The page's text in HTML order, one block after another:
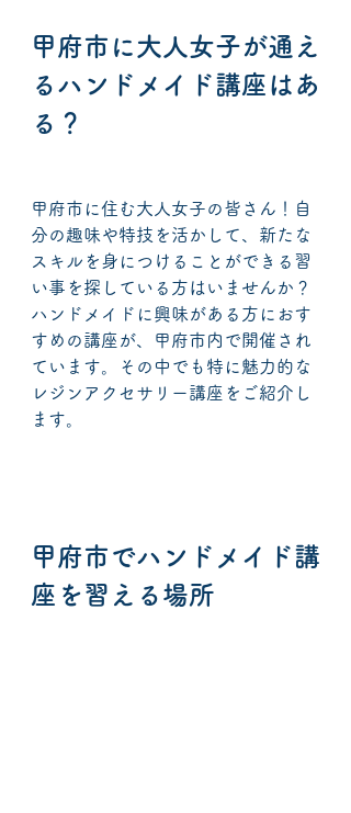
甲府市に大人女子が通え
るハンドメイド講座はあ
る？
甲府市に住む大人女子の皆さん！自
分の趣味や特技を活かして、新たな
スキルを身につけることができる習
い事を探している方はいませんか？
ハンドメイドに興味がある方におす
すめの講座が、甲府市内で開催され
ています。その中でも特に魅力的な
レジンアクセサリー講座をご紹介し
ます。
甲府市でハンドメイド講
座を習える場所